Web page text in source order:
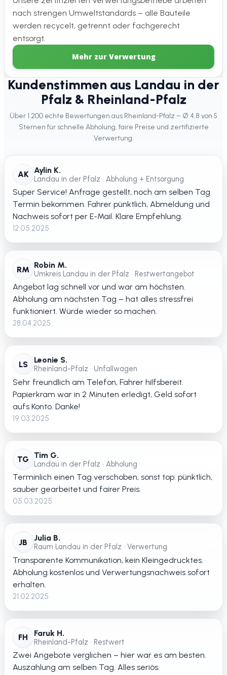
nach strengen Umweltstandards – alle Bauteile
werden recycelt, getrennt oder fachgerecht
entsorgt.
Mehr zur Verwertung
Kundenstimmen aus Landau in der
Pfalz & Rheinland-Pfalz
Über 1.200 echte Bewertungen aus Rheinland-Pfalz – Ø 4,8 von 5
Sternen für schnelle Abholung, faire Preise und zertifizierte
Verwertung.
AK Aylin K.
Landau in der Pfalz • Abholung + Entsorgung
Super Service! Anfrage gestellt, noch am selben Tag
Termin bekommen. Fahrer pünktlich, Abmeldung und
Nachweis sofort per E-Mail. Klare Empfehlung.
12.05.2025
RM Robin M.
Umkreis Landau in der Pfalz • Restwertangebot
Angebot lag schnell vor und war am höchsten.
Abholung am nächsten Tag – hat alles stressfrei
funktioniert. Würde wieder so machen.
28.04.2025
LS Leonie S.
Rheinland-Pfalz • Unfallwagen
Sehr freundlich am Telefon, Fahrer hilfsbereit.
Papierkram war in 2 Minuten erledigt, Geld sofort
aufs Konto. Danke!
19.03.2025
TG Tim G.
Landau in der Pfalz • Abholung
Terminlich einen Tag verschoben, sonst top: pünktlich,
sauber gearbeitet und fairer Preis.
05.03.2025
JB Julia B.
Raum Landau in der Pfalz • Verwertung
Transparente Kommunikation, kein Kleingedrucktes.
Abholung kostenlos und Verwertungsnachweis sofort
erhalten.
21.02.2025
FH Faruk H.
Rheinland-Pfalz • Restwert
Zwei Angebote verglichen – hier war es am besten.
Auszahlung am selben Tag. Alles seriös.